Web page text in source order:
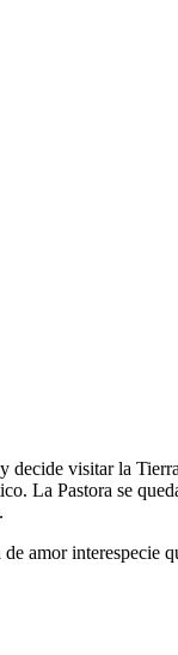
visitar la
La Pastora se
amor interespecie